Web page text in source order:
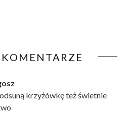
krzyżówkęteż świetnie